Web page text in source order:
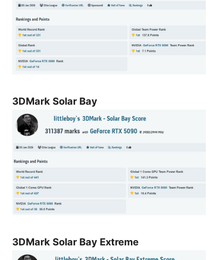
3DMark Solar Bay
3DMark Solar Bay Extreme